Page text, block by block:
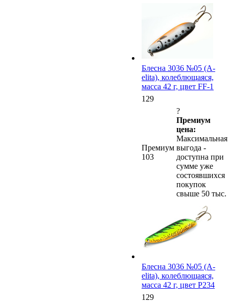
Блесна 3036 №05 (А-
elita), колеблющаяся,
масса 42 г, цвет FF-1
129
Премиум
103
?
Премиум
цена:
Максимальная
выгода -
доступна при
сумме уже
состоявшихся
покупок
свыше 50 тыс.
Блесна 3036 №05 (А-
elita), колеблющаяся,
масса 42 г, цвет P234
129